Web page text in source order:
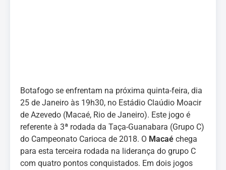
Botafogo se enfrentam na próxima quinta-feira, dia
25 de Janeiro às 19h30, no Estádio Claúdio Moacir
de Azevedo (Macaé, Rio de Janeiro). Este jogo é
referente à 3ª rodada da Taça-Guanabara (Grupo C)
do Campeonato Carioca de 2018. O Macaé chega
para esta terceira rodada na liderança do grupo C
com quatro pontos conquistados. Em dois jogos